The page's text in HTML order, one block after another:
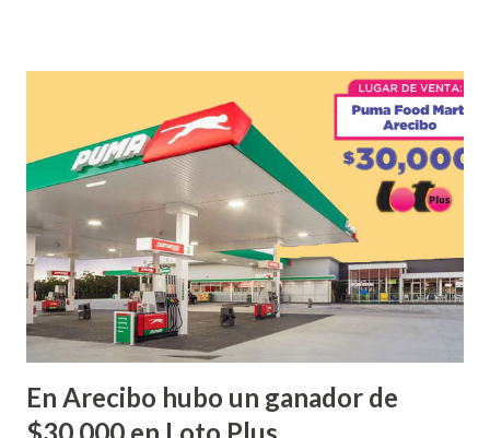
ganador fue vendido en la farmacia Yarimar de la
Urbanización Las Lomas en el Municipio de San Juan
¡Enhorabuena que lo disfrute!
...
En Arecibo hubo un ganador de